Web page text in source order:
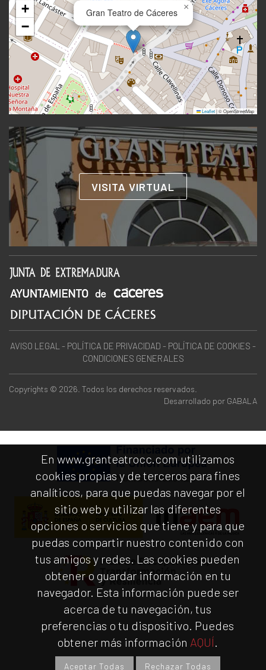
Gran Teatro de Cáceres ×
+
−
Leaflet|© OpenStreetMap
VISITA VIRTUAL
AVISO LEGAL - POLÍTICA DE PRIVACIDAD - POLÍTICA DE COOKIES -
CONDICIONES GENERALES
Copyrights © 2026. Todos los derechos reservados.
Desarrollado por GABALA
En www.granteatrocc.com utilizamos
cookies propias y de terceros para fines
analíticos, para que puedas navegar por el
sitio web y utilizar las diferentes
opciones o servicios que tiene y para que
puedas compartir nuestro contenido con
tus amigos y redes. Las cookies pueden
obtener o guardar información en tu
navegador. Esta información puede ser
acerca de tu navegación, tus
preferencias o tu dispositivo. Puedes
obtener más información AQUÍ.
Aceptar Todas Rechazar Todas